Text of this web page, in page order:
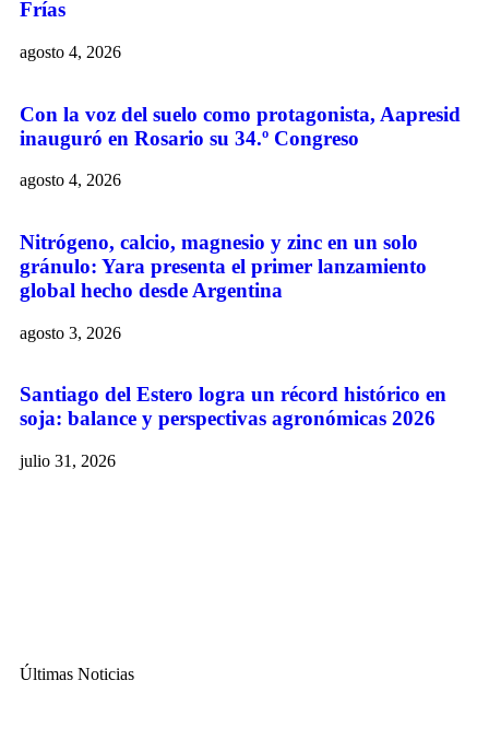
Frías
agosto 4, 2026
Con la voz del suelo como protagonista, Aapresid
inauguró en Rosario su 34.º Congreso
agosto 4, 2026
Nitrógeno, calcio, magnesio y zinc en un solo
gránulo: Yara presenta el primer lanzamiento
global hecho desde Argentina
agosto 3, 2026
Santiago del Estero logra un récord histórico en
soja: balance y perspectivas agronómicas 2026
julio 31, 2026
Últimas Noticias